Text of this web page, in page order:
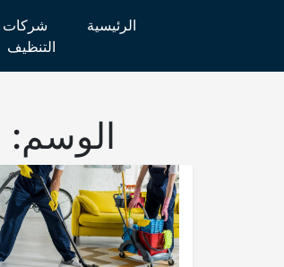
الرئيسية
شركات
التنظيف
الوسم: